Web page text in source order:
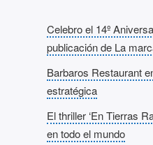
Celebro el 14º
publicación de La
Barbaros Restaurant
estratégica
El thriller ‘En Tierras
en todo el mundo